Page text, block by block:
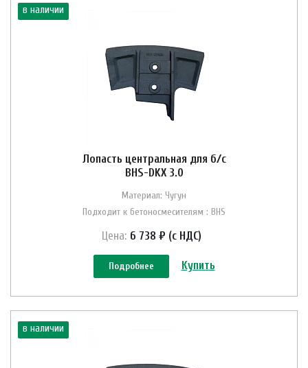
в наличии
Лопасть центральная для б/с
BHS-DKX 3.0
Материал: Чугун
Подходит к бетоносмесителям : BHS
Цена: 6 738 ₽ (с НДС)
Подробнее Купить
в наличии